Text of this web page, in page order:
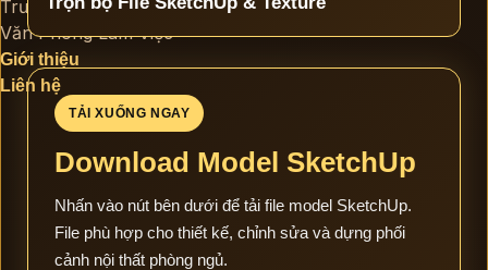
Trường Học
Văn Phòng Làm Việc
Giới thiệu
Liên hệ
TẢI XUỐNG NGAY
Download Model SketchUp
Nhấn vào nút bên dưới để tải file model SketchUp.
File phù hợp cho thiết kế, chỉnh sửa và dựng phối
cảnh nội thất phòng ngủ.